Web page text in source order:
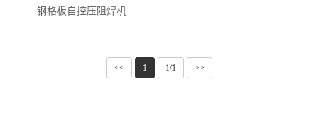
钢格板自控压阻焊机
<< 1 1/1 >>